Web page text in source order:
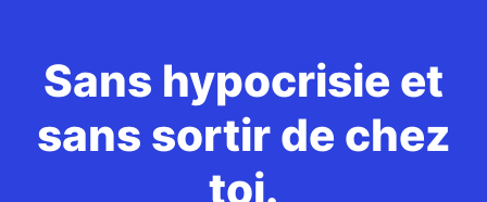
Sans hypocrisie et
sans sortir de chez
toi.